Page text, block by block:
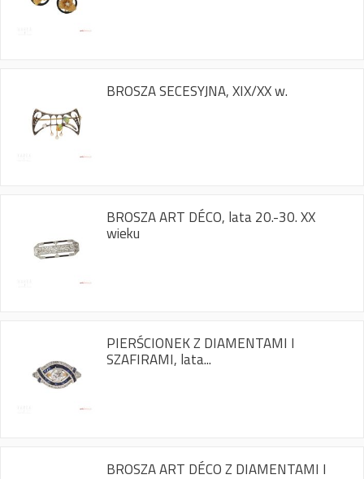
BROSZA SECESYJNA, XIX/XX w.
BROSZA ART DÉCO, lata 20.-30. XX
wieku
PIERŚCIONEK Z DIAMENTAMI I
SZAFIRAMI, lata...
BROSZA ART DÉCO Z DIAMENTAMI I